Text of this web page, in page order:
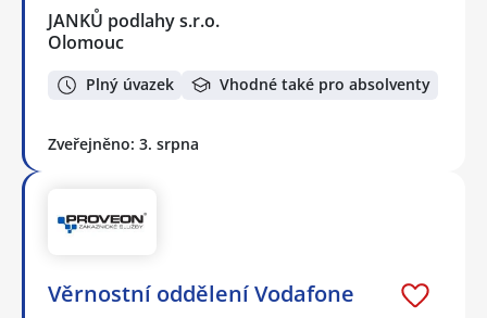
JANKŮ podlahy s.r.o.
Olomouc
Plný úvazek Vhodné také pro absolventy
Zveřejněno: 3. srpna
Věrnostní oddělení Vodafone